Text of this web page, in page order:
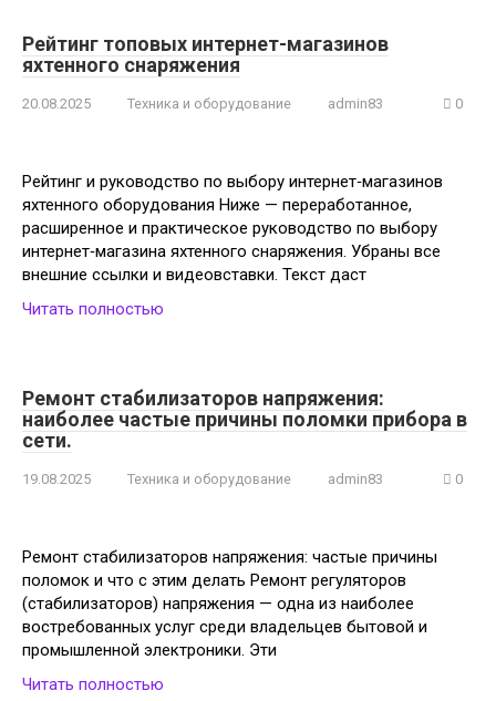
Рейтинг топовых интернет-магазинов
яхтенного снаряжения
20.08.2025 Техника и оборудование admin83 0
Рейтинг и руководство по выбору интернет‑магазинов
яхтенного оборудования Ниже — переработанное,
расширенное и практическое руководство по выбору
интернет‑магазина яхтенного снаряжения. Убраны все
внешние ссылки и видеовставки. Текст даст
Читать полностью
Ремонт стабилизаторов напряжения:
наиболее частые причины поломки прибора в
сети.
19.08.2025 Техника и оборудование admin83 0
Ремонт стабилизаторов напряжения: частые причины
поломок и что с этим делать Ремонт регуляторов
(стабилизаторов) напряжения — одна из наиболее
востребованных услуг среди владельцев бытовой и
промышленной электроники. Эти
Читать полностью